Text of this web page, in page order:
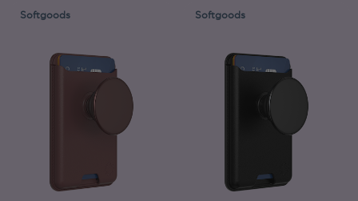
Softgoods Softgoods